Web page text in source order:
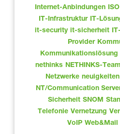
Internet-Anbindungen ISO
IT-Infrastruktur IT-
it-security it-sicherheit
Provider
Kommunikationslösung
nethinks NETHINKS-Team
Netzwerke neuigkeiten
NT/Communication
Sicherheit SNOM
Telefonie Vernetzung
VoIP Web&Mail